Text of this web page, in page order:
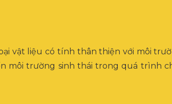
vật liệu có tính thân thiện với môi
môi trường sinh thái trong quá trình